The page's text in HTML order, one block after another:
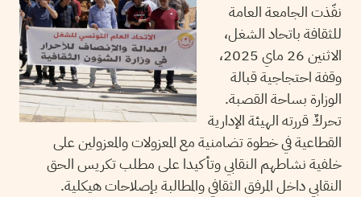
نفّذت الجامعة العامة
للثقافة باتحاد الشغل،
الاثنين 26 ماي 2025،
وقفة احتجاجية قبالة
الوزارة بساحة القصبة.
تحركٌ قررته الهيئة الإدارية
القطاعية في خطوة تضامنية مع المعزولات والمعزولين على
خلفية نشاطهم النقابي وتأكيدا على مطلب تكريس الحق
النقابي داخل المرفق الثقافي والمطالبة بإصلاحات هيكلية.